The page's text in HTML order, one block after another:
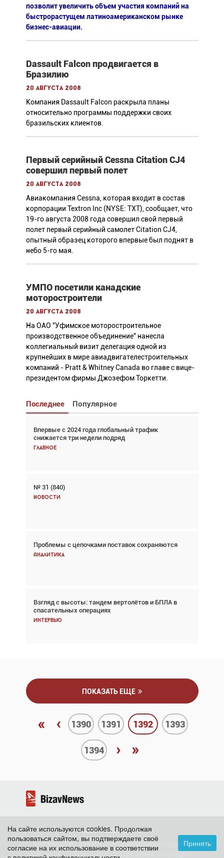
позволит увеличить объем участия компаний на
быстрорастущем латиноамериканском рынке
бизнес-авиации.
Dassault Falcon продвигается в
Бразилию
20 августа 2008
Компания Dassault Falcon раскрыла планы
относительно программы поддержки своих
бразильских клиентов.
Первый серийный Cessna Citation CJ4
совершил первый полет
20 августа 2008
Авиакомпания Cessna, которая входит в состав
корпорации Textron Inc (NYSE: TXT), сообщает, что
19-го августа 2008 года совершил свой первый
полет первый серийный самолет Citation CJ4,
опытный образец которого впервые был поднят в
небо 5-го мая.
УМПО посетили канадские
моторостроители
20 августа 2008
На ОАО "Уфимское моторостроительное
производственное объединение" нанесла
коллегиальный визит делегация одной из
крупнейших в мире авиадвигателестроительных
компаний - Pratt & Whitney Canada во главе с вице-
президентом фирмы Джозефом Торкетти.
Последнее Популярное
Впервые с 2024 года глобальный трафик
снижается три недели подряд
Главное
№ 31 (840)
Новости
Проблемы с цепочками поставок сохраняются
Аналитика
Взгляд с высоты: тандем вертолётов и БПЛА в
спасательных операциях
Интервью
Взгляд с высоты: тандем вертолётов и БПЛА в
спасательных операциях
Главное
Авиационный фотограф Дэйв Кох: «Фотография
говорит сама за себя... а ИИ всё портит»
Впервые с 2024 года глобальный трафик
снижается три недели подряд
Частный самолёт – это актив. Подходите к
покупке соответствующим образом
Интервью
ПОКАЗАТЬ ЕЩЕ
« ‹ 1390 1391 1392 1393
1394 › »
2026 ©BizavNews
Копирование контента и размещение на других
сайтах без специального разрешения запрещено.
На сайте используются cookies. Продолжая
пользоваться сайтом, вы подтверждаете своё
согласие на их использование в соответствии
Принять